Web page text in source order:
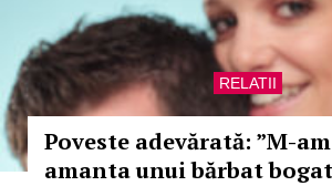
RELATII
Poveste adevărată: ”M-
amanta unui bărbat